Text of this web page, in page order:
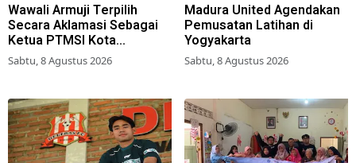
Wawali Armuji Terpilih
Secara Aklamasi Sebagai
Ketua PTMSI Kota
Surabaya
Sabtu, 8 Agustus 2026
Madura United Agendakan
Pemusatan Latihan di
Yogyakarta
Sabtu, 8 Agustus 2026